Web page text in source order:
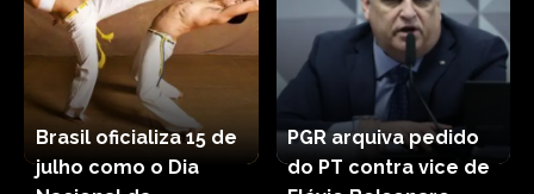
Brasil oficializa 15 de
julho como o Dia
PGR arquiva pedido
do PT contra vice de